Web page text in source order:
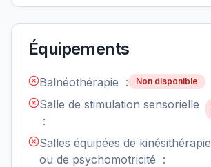
Équipements
Balnéothérapie : Non disponible
Salle de stimulation sensorielle
:
Salles équipées de kinésithérapie
ou de psychomotricité :